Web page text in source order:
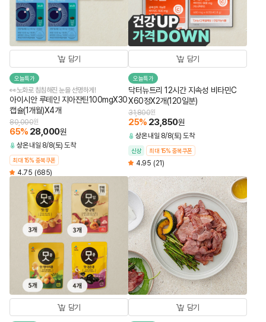
담기
오늘특가
👀노화로 침침해진 눈을 선명하게!
아이시안 루테인 지아잔틴100mgX30
캡슐(1개월)X4개
80,000원
65% 28,000원
상온 내일 8/8(토) 도착
최대 15% 중복쿠폰
4.75 (685)
담기
오늘특가
닥터뉴트리 12시간 지속성 비타민C
X60정X2개(120일분)
31,800원
25% 23,850원
상온 내일 8/8(토) 도착
신상 최대 15% 중복쿠폰
4.95 (21)
담기 담기